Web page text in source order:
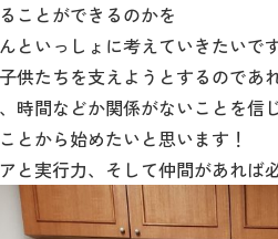
ことができるのかを
といっしょに考えていきたいです
供たちを支えようとするのであ
時間などか関係がないことを信
とから始めたいと思います！
と実行力、そして仲間があれば